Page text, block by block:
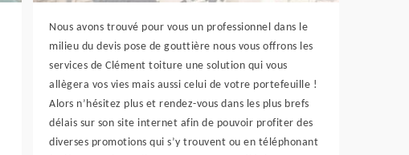
Nous avons trouvé pour vous un professionnel dans le
milieu du devis pose de gouttière nous vous offrons les
services de Clément toiture une solution qui vous
allègera vos vies mais aussi celui de votre portefeuille !
Alors n’hésitez plus et rendez-vous dans les plus brefs
délais sur son site internet afin de pouvoir profiter des
diverses promotions qui s’y trouvent ou en téléphonant